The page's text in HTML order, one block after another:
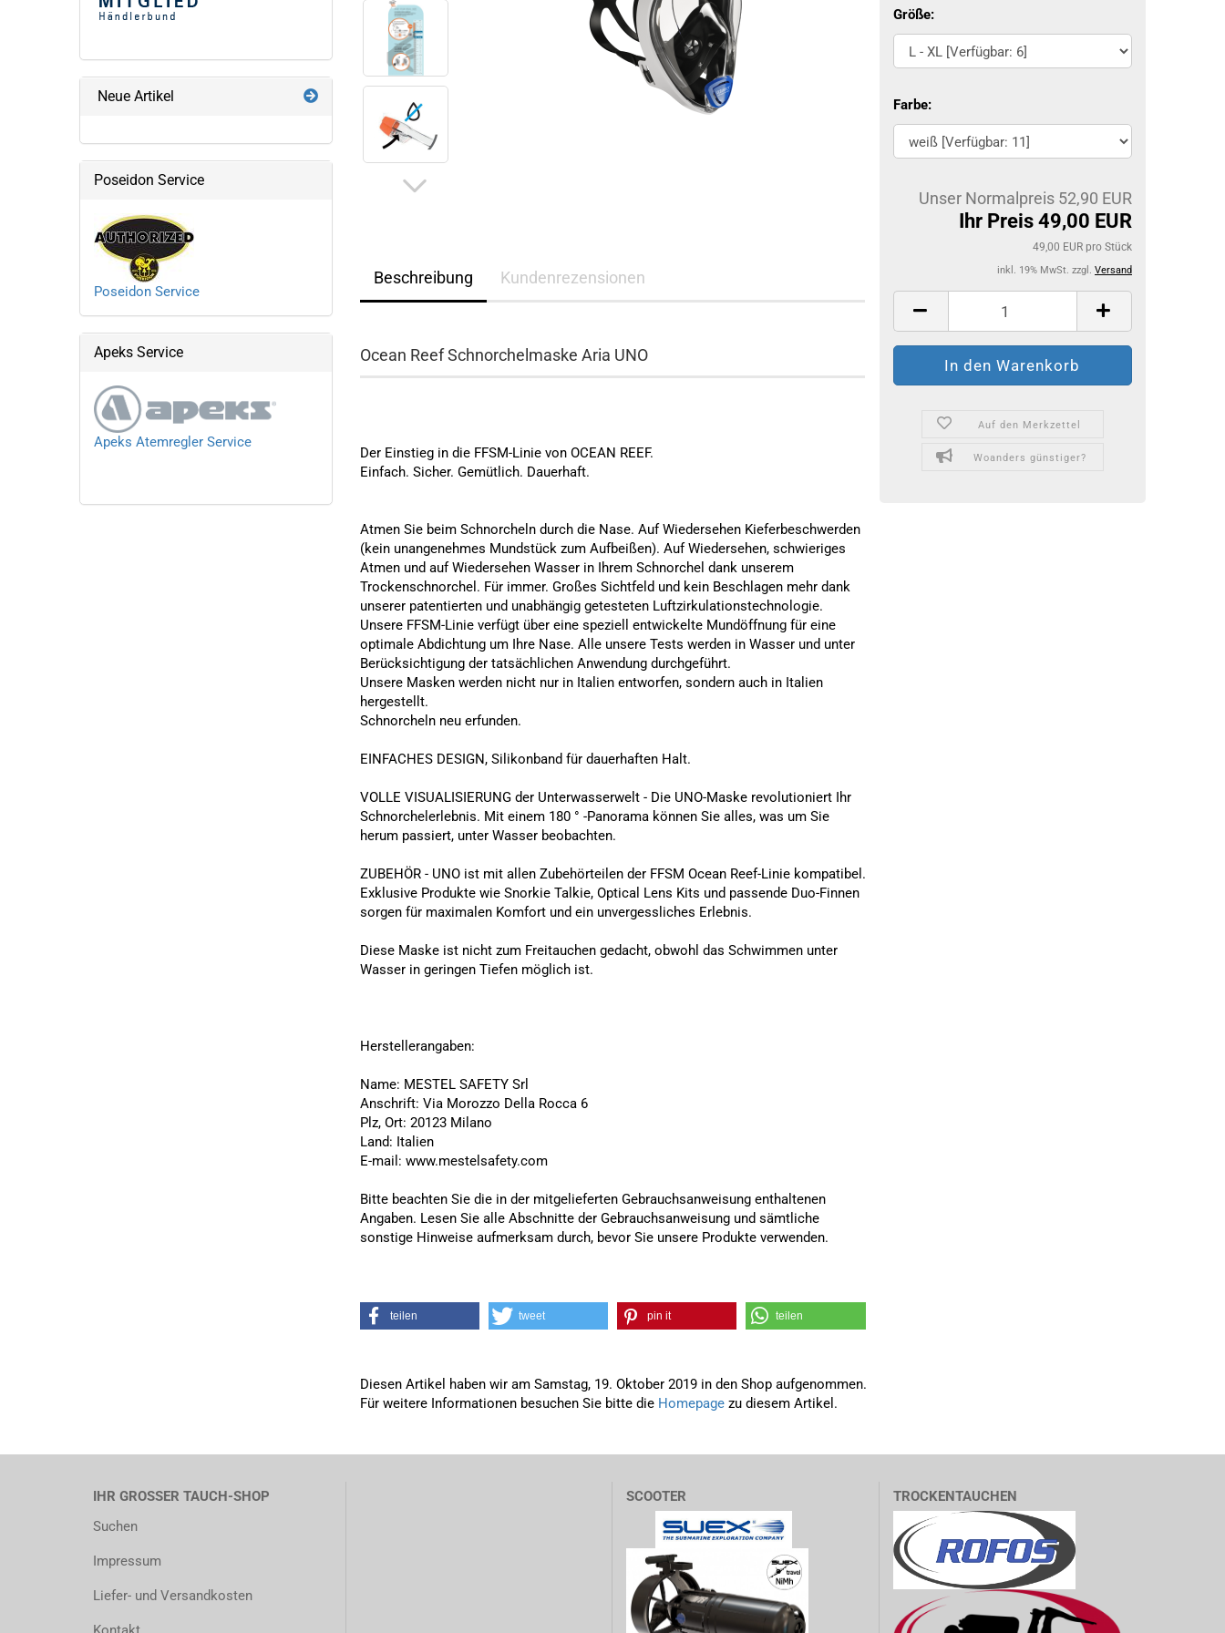
Größe:
Farbe:
Unser Normalpreis 52,90 EUR
Ihr Preis 49,00 EUR
49,00 EUR pro Stück
inkl. 19% MwSt. zzgl. Versand
Auf den Merkzettel
Woanders günstiger?
Beschreibung Kundenrezensionen
Ocean Reef Schnorchelmaske Aria UNO
Der Einstieg in die FFSM-Linie von OCEAN REEF.
Einfach. Sicher. Gemütlich. Dauerhaft.
Atmen Sie beim Schnorcheln durch die Nase. Auf Wiedersehen Kieferbeschwerden
(kein unangenehmes Mundstück zum Aufbeißen). Auf Wiedersehen, schwieriges
Atmen und auf Wiedersehen Wasser in Ihrem Schnorchel dank unserem
Trockenschnorchel. Für immer. Großes Sichtfeld und kein Beschlagen mehr dank
unserer patentierten und unabhängig getesteten Luftzirkulationstechnologie.
Unsere FFSM-Linie verfügt über eine speziell entwickelte Mundöffnung für eine
optimale Abdichtung um Ihre Nase. Alle unsere Tests werden in Wasser und unter
Berücksichtigung der tatsächlichen Anwendung durchgeführt.
Unsere Masken werden nicht nur in Italien entworfen, sondern auch in Italien
hergestellt.
Schnorcheln neu erfunden.
EINFACHES DESIGN, Silikonband für dauerhaften Halt.
VOLLE VISUALISIERUNG der Unterwasserwelt - Die UNO-Maske revolutioniert Ihr
Schnorchelerlebnis. Mit einem 180 ° -Panorama können Sie alles, was um Sie
herum passiert, unter Wasser beobachten.
ZUBEHÖR - UNO ist mit allen Zubehörteilen der FFSM Ocean Reef-Linie kompatibel.
Exklusive Produkte wie Snorkie Talkie, Optical Lens Kits und passende Duo-Finnen
sorgen für maximalen Komfort und ein unvergessliches Erlebnis.
Diese Maske ist nicht zum Freitauchen gedacht, obwohl das Schwimmen unter
Wasser in geringen Tiefen möglich ist.
Herstellerangaben:
Name: MESTEL SAFETY Srl
Anschrift: Via Morozzo Della Rocca 6
Plz, Ort: 20123 Milano
Land: Italien
E-mail: www.mestelsafety.com
Bitte beachten Sie die in der mitgelieferten Gebrauchsanweisung enthaltenen
Angaben. Lesen Sie alle Abschnitte der Gebrauchsanweisung und sämtliche
sonstige Hinweise aufmerksam durch, bevor Sie unsere Produkte verwenden.
teilen tweet pin it teilen
Diesen Artikel haben wir am Samstag, 19. Oktober 2019 in den Shop aufgenommen.
Für weitere Informationen besuchen Sie bitte die Homepagezu diesem Artikel.
Neue Artikel
Poseidon Service
Poseidon Service
Apeks Service
Apeks Atemregler Service
IHR GROSSER TAUCH-SHOP
Suchen
Impressum
Liefer- und Versandkosten
SCOOTER TROCKENTAUCHEN